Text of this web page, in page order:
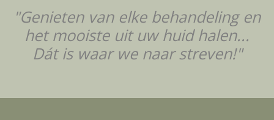
"Genieten van elke behandeling en
het mooiste uit uw huid halen...
Dát is waar we naar streven!"